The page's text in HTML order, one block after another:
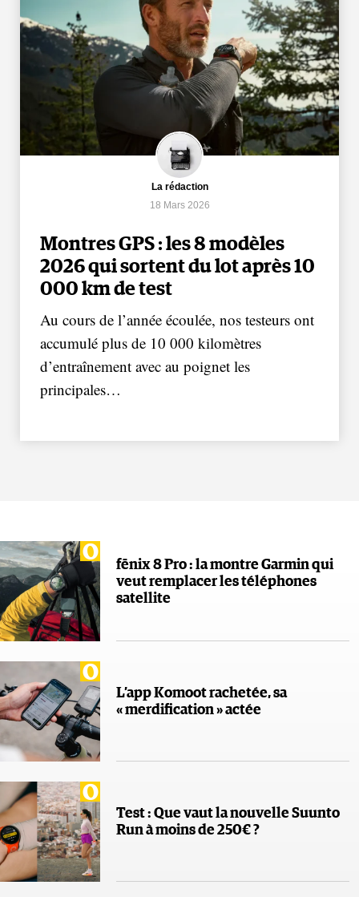
La rédaction
18 Mars 2026
Montres GPS : les 8 modèles
2026 qui sortent du lot après 10
000 km de test
Au cours de l’année écoulée, nos testeurs ont
accumulé plus de 10 000 kilomètres
d’entraînement avec au poignet les
principales…
fēnix 8 Pro : la montre Garmin qui
veut remplacer les téléphones
satellite
L’app Komoot rachetée, sa
« merdification » actée
Test : Que vaut la nouvelle Suunto
Run à moins de 250€ ?